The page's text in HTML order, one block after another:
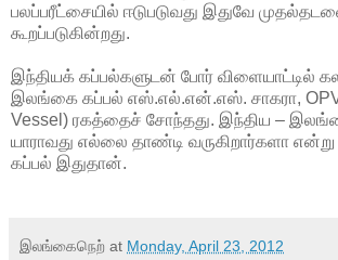
பலப்பரீட்சையில் ஈடுபடுவது இதுவே
கூறப்படுகின்றது.
இந்தியக் கப்பல்களுடன் போர் விளையாட்டில்
இலங்கை கப்பல் எஸ்.எல்.என்.எஸ். சாகரா, OPV
Vessel) ரகத்தைச் சோந்தது. இந்திய –
யாராவது எல்லை தாண்டி வருகிறார்களா என்று
கப்பல் இதுதான்.
இலங்கைநெற் at Monday, April 23, 2012